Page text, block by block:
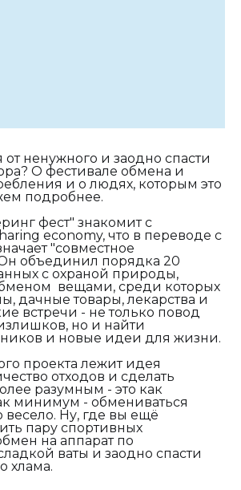
от ненужного и заодно спасти
О фестивале обмена и
и о людях, которым это
подробнее.
фест" знакомит с
economy, что в переводе с
"совместное
объединил порядка 20
с охраной природы,
вещами, среди которых
дачные товары, лекарства и
встречи - не только повод
но и найти
и новые идеи для жизни.
проекта лежит идея
отходов и сделать
разумным - это как
минимум - обмениваться
Ну, где вы ещё
пару спортивных
на аппарат по
ваты и заодно спасти
хлама.